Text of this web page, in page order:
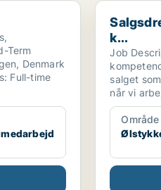
Term
Denmark
Full-time
k...
Job
salget
når vi
Område